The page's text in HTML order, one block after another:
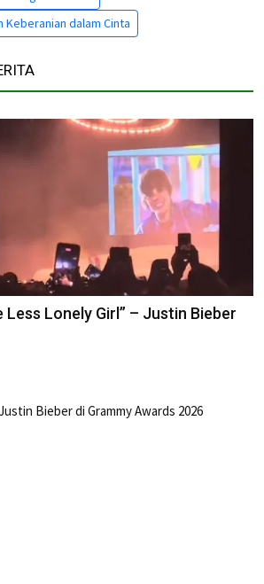
Keberanian dalam Cinta
Less Lonely Girl” – Justin Bieber